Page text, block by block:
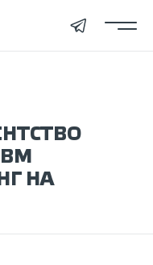
НА